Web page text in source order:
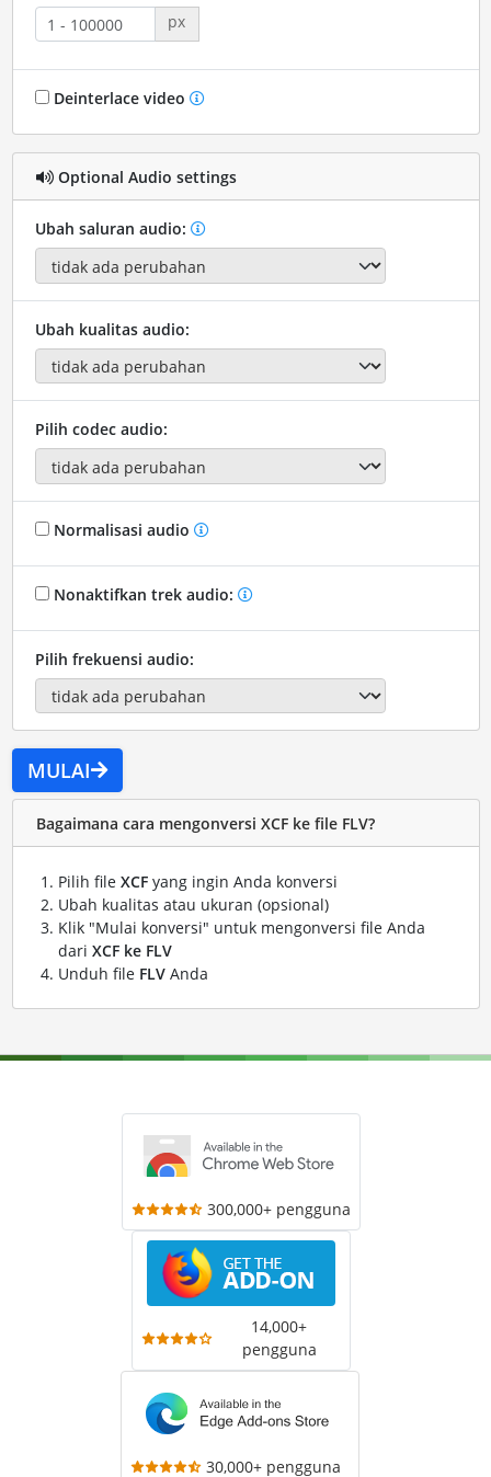
px
Deinterlace video
Optional Audio settings
Ubah saluran audio:
Ubah kualitas audio:
Pilih codec audio:
Normalisasi audio
Nonaktifkan trek audio:
Pilih frekuensi audio:
MULAI
Bagaimana cara mengonversi XCF ke file FLV?
Pilih file XCFyang ingin Anda konversi
Ubah kualitas atau ukuran (opsional)
Klik "Mulai konversi" untuk mengonversi file Anda
dari XCF ke FLV
Unduh file FLVAnda
300,000+ pengguna
14,000+
pengguna
30,000+ pengguna